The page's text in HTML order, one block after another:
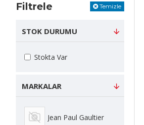
Filtrele Temizle
MARKALAR
Jean Paul Gaultier
STOK DURUMU
Stokta Var